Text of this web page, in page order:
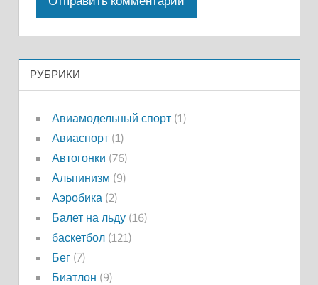
РУБРИКИ
Авиамодельный спорт(1)
Авиаспорт(1)
Автогонки (76)
Альпинизм (9)
Аэробика (2)
Балет на льду(16)
баскетбол(121)
Бег(7)
Биатлон (9)